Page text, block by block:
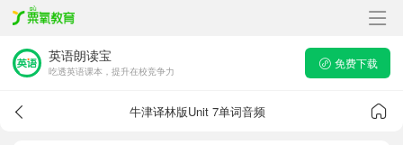
英语朗读宝
吃透英语课本，提升在校竞争力
免费下载
牛津译林版Unit 7单词音频